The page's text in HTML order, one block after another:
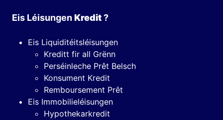
Eis LéisungenKredit?
Eis Liquiditéitsléisungen
Kreditt fir all Grënn
Perséinleche Prêt Belsch
Konsument Kredit
Remboursement Prêt
Eis Immobilieléisungen
Hypothekarkredit